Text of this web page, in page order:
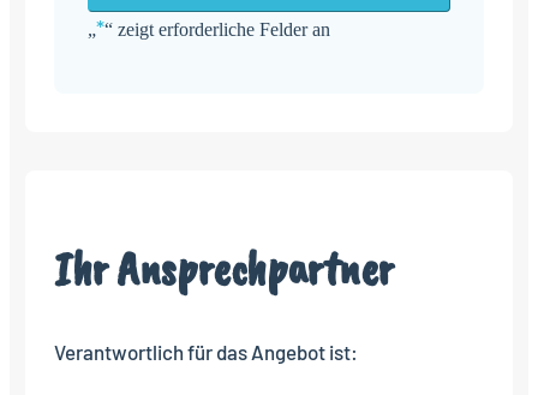
„*“ zeigt erforderliche Felder an
Ihr Ansprechpartner
Verantwortlich für das Angebot ist: